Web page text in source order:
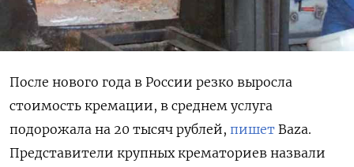
После нового года в России резко выросла
стоимость кремации, в среднем услуга
подорожала на 20 тысяч рублей, пишет Baza.
Представители крупных крематориев назвали